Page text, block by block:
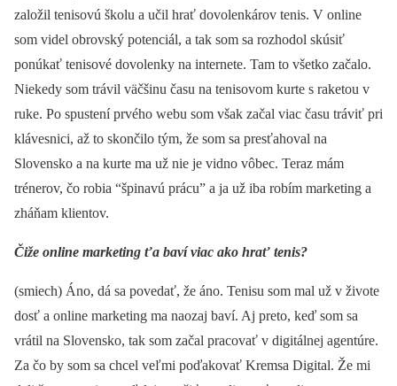
založil tenisovú školu a učil hrať dovolenkárov tenis. V online
som videl obrovský potenciál, a tak som sa rozhodol skúsiť
ponúkať tenisové dovolenky na internete. Tam to všetko začalo.
Niekedy som trávil väčšinu času na tenisovom kurte s raketou v
ruke. Po spustení prvého webu som však začal viac času tráviť pri
klávesnici, až to skončilo tým, že som sa presťahoval na
Slovensko a na kurte ma už nie je vidno vôbec. Teraz mám
trénerov, čo robia “špinavú prácu” a ja už iba robím marketing a
zháňam klientov.
Čiže online marketing ťa baví viac ako hrať tenis?
(smiech) Áno, dá sa povedať, že áno. Tenisu som mal už v živote
dosť a online marketing ma naozaj baví. Aj preto, keď som sa
vrátil na Slovensko, tak som začal pracovať v digitálnej agentúre.
Za čo by som sa chcel veľmi poďakovať Kremsa Digital. Že mi